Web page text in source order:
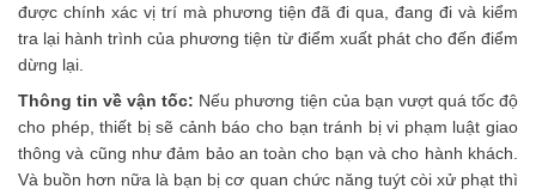
được chính xác vị trí mà phương tiện đã đi qua, đang đi và kiểm
tra lại hành trình của phương tiện từ điểm xuất phát cho đến điểm
dừng lại.
Thông tin về vận tốc: Nếu phương tiện của bạn vượt quá tốc độ
cho phép, thiết bị sẽ cảnh báo cho bạn tránh bị vi phạm luật giao
thông và cũng như đảm bảo an toàn cho bạn và cho hành khách.
Và buồn hơn nữa là bạn bị cơ quan chức năng tuýt còi xử phạt thì